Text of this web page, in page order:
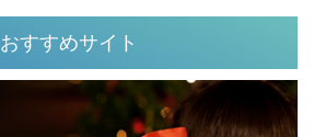
おすすめサイト